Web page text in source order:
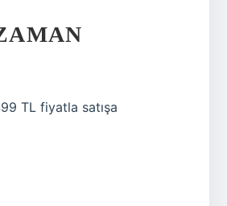
TL fiyatla satışa